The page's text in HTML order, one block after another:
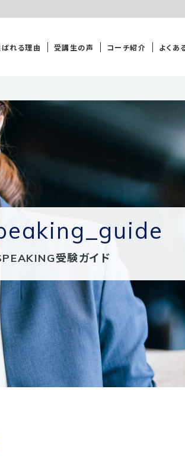
れる理由 受講生の声 コーチ紹介 よくあ
受験ガイド